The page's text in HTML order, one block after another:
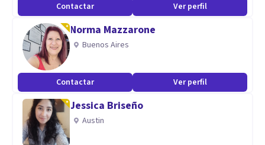
Contactar Ver perfil
Norma Mazzarone
Buenos Aires
Contactar Ver perfil
Jessica Briseño
Austin